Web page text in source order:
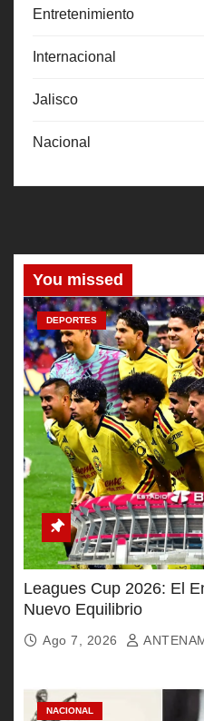
Entretenimiento
Internacional
Jalisco
Nacional
You missed
DEPORTES
Leagues Cup 2026: El
Nuevo Equilibrio
Ago 7, 2026
NACIONAL